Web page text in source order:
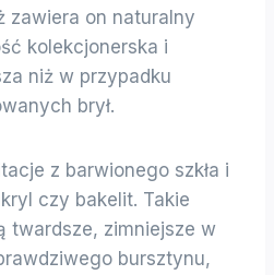
zawiera on naturalny
kolekcjonerska i
niż w przypadku
brył.
z barwionego szkła i
czy bakelit. Takie
twardsze, zimniejsze w
bursztynu,